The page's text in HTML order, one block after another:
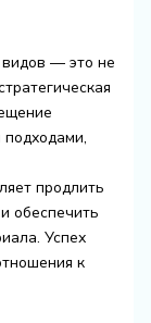
— это не
продлить
обеспечить
Успех
к